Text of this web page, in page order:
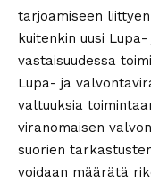
tarjoamiseen
kuitenkin uusi
vastaisuudessa
Lupa- ja
valtuuksia
viranomaisen
suorien
voidaan määrätä